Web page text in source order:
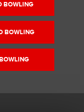
BOWLING
BOWLING